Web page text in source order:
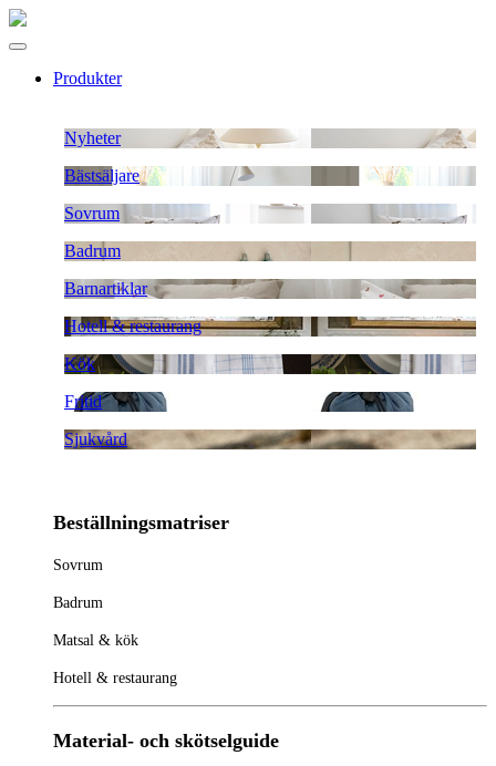
Produkter
Nyheter
Bästsäljare
Sovrum
Badrum
Barnartiklar
Hotell & restaurang
Kök
Fritid
Sjukvård
Beställningsmatriser
Sovrum
Badrum
Matsal & kök
Hotell & restaurang
Material- och skötselguide